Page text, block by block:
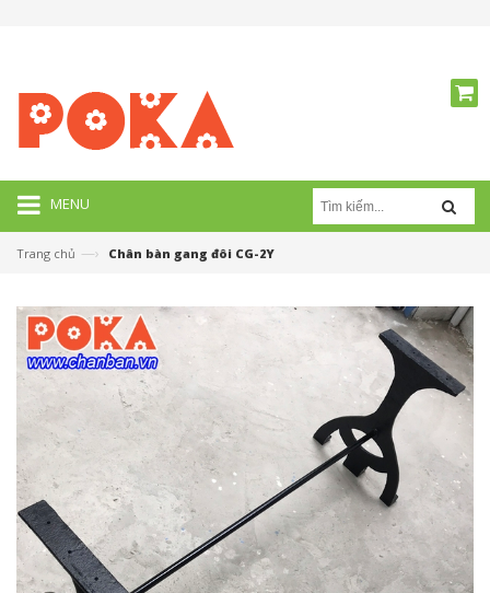
MENU
Trang chủ —› Chân bàn gang đôi CG-2Y